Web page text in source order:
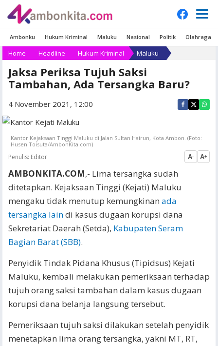
Ambonku Hukum Kriminal Maluku Nasional Politik Olahraga
Home Headline Hukum Kriminal Maluku
Jaksa Periksa Tujuh Saksi
Tambahan, Ada Tersangka Baru?
4 November 2021, 12:00
Kantor Kejaksaan Tinggi Maluku di Jalan Sultan Hairun, Kota Ambon. (Foto:
Husen Toisuta/AmbonKita.com)
Penulis: Editor A- A+
AMBONKITA.COM,- Lima tersangka sudah
ditetapkan. Kejaksaan Tinggi (Kejati) Maluku
mengaku tidak menutup kemungkinan ada
tersangka laindi kasus dugaan korupsi dana
Sekretariat Daerah (Setda), Kabupaten Seram
Bagian Barat (SBB).
Penyidik Tindak Pidana Khusus (Tipidsus) Kejati
Maluku, kembali melakukan pemeriksaan terhadap
tujuh orang saksi tambahan dalam kasus dugaan
korupsi dana belanja langsung tersebut.
Pemeriksaan tujuh saksi dilakukan setelah penyidik
menetapkan lima orang tersangka, yakni MT, RT,